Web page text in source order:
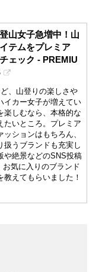
山女子急増中！山
テムをプレミア
ェック - PREMIU
、山登りの楽しさや
イカー女子が増えてい
楽しむなら、本格的な
たいところ。プレミア
ションはもちろん、
扱うブランドも充実し
や絶景などのSNS投稿
気に入りのブランド
えてもらいました！